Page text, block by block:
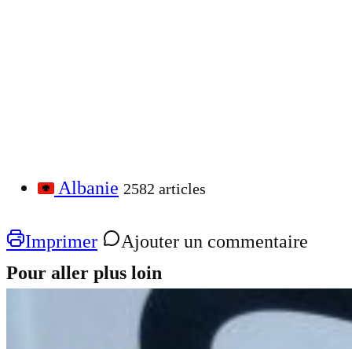
Albanie 2582 articles
Imprimer
Ajouter un commentaire
Pour aller plus loin